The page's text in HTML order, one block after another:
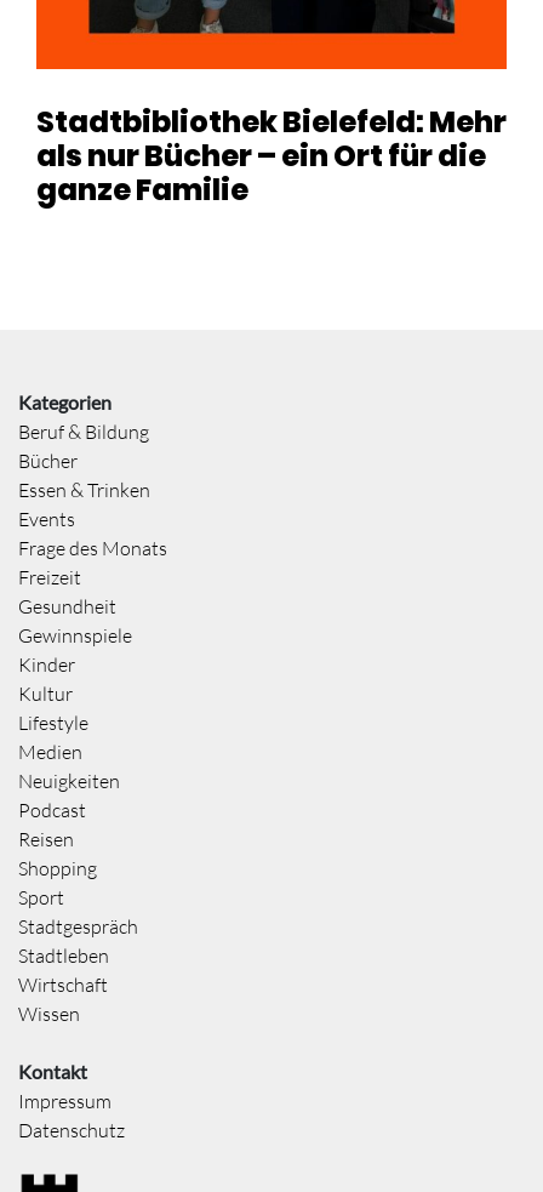
Stadtbibliothek Bielefeld: Mehr
als nur Bücher – ein Ort für die
ganze Familie
Kategorien
Beruf & Bildung
Bücher
Essen & Trinken
Events
Frage des Monats
Freizeit
Gesundheit
Gewinnspiele
Kinder
Kultur
Lifestyle
Medien
Neuigkeiten
Podcast
Reisen
Shopping
Sport
Stadtgespräch
Stadtleben
Wirtschaft
Wissen
Kontakt
Impressum
Datenschutz